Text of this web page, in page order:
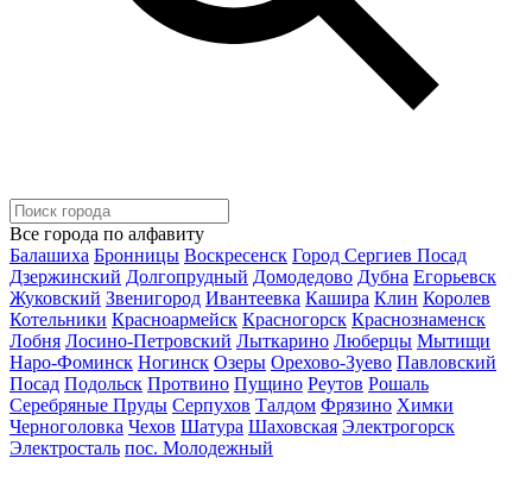
Все города по алфавиту
Балашиха Бронницы Воскресенск Город Сергиев Посад
Дзержинский Долгопрудный Домодедово Дубна Егорьевск
Жуковский Звенигород Ивантеевка Кашира Клин Королев
Котельники Красноармейск Красногорск Краснознаменск
Лобня Лосино-Петровский Лыткарино Люберцы Мытищи
Наро-Фоминск Ногинск Озеры Орехово-Зуево Павловский
Посад Подольск Протвино Пущино Реутов Рошаль
Серебряные Пруды Серпухов Талдом Фрязино Химки
Черноголовка Чехов Шатура Шаховская Электрогорск
Электросталь пос. Молодежный